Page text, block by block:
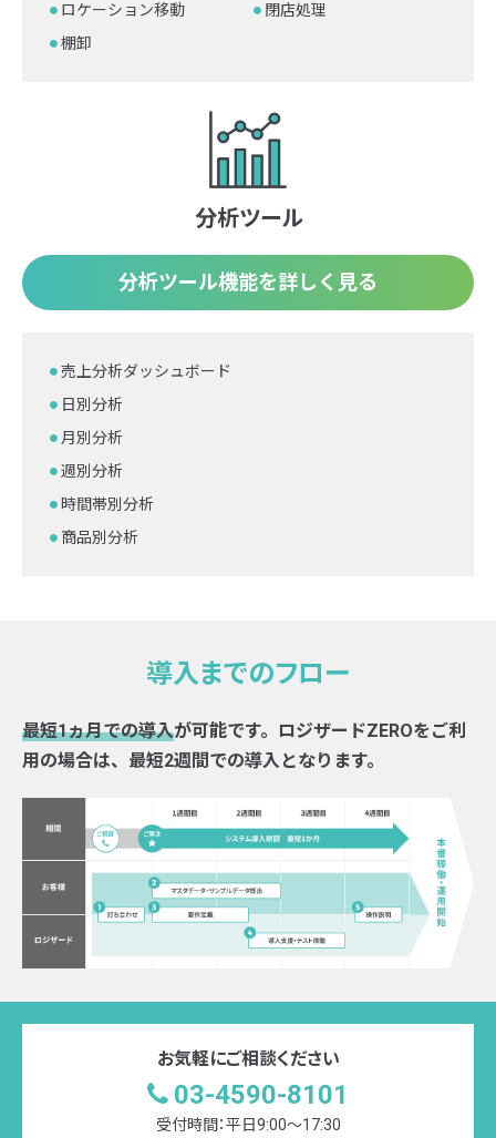
ロケーション移動
閉店処理
棚卸
分析ツール
分析ツール機能を詳しく見る
売上分析ダッシュボード
日別分析
月別分析
週別分析
時間帯別分析
商品別分析
導入までのフロー
最短1ヵ月での導入が可能です。ロジザードZEROをご利
用の場合は、最短2週間での導入となります。
お気軽にご相談ください
03-4590-8101
受付時間：平日9:00〜17:30